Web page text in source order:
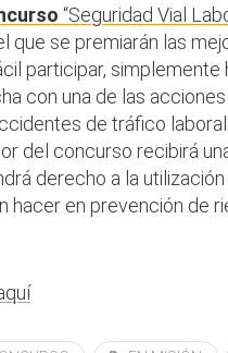
“Seguridad Vial
que se premiarán las
participar,
con una de las
de tráfico
del concurso recibirá
derecho a la
hacer en prevención de